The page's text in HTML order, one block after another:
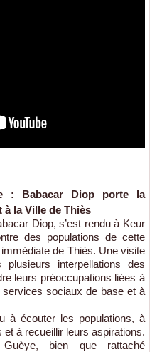
: Babacar Diop porte la
la Ville de Thiès
Diop, s’est rendu à Keur
des populations de cette
de Thiès. Une visite
interpellations des
leurs préoccupations liées à
sociaux de base et à
à écouter les populations, à
à recueillir leurs aspirations.
bien que rattaché